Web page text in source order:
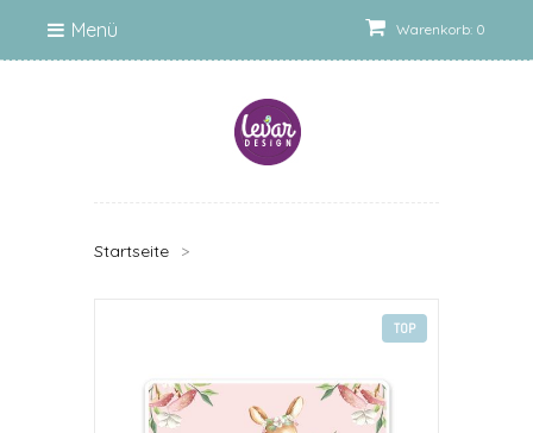
Warenkorb: 0
Menü
Startseite >
TOP